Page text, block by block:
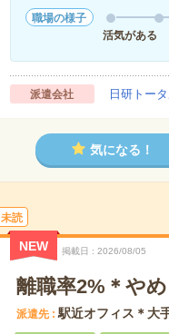
職場の様子
活気がある
派遣会社 日研トー
気になる！
未読
NEW 掲載日 2026/08/05
離職率2%＊や
派遣先 駅近オフィス＊大